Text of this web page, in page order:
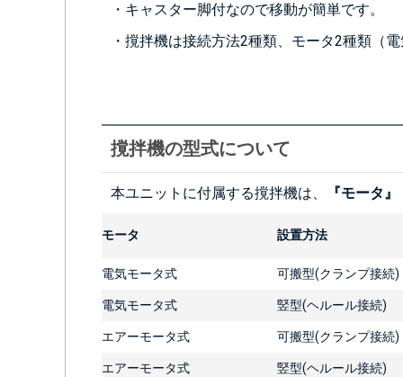
・キャスター脚付なので移動が簡単です。
・撹拌機は接続方法2種類、モータ2種類（
撹拌機の型式について
本ユニットに付属する撹拌機は、 『モータ
モータ 設置方法
電気モータ式 可搬型(クランプ接続)
電気モータ式 竪型(ヘルール接続)
エアーモータ式 可搬型(クランプ接続)
エアーモータ式 竪型(ヘルール接続)